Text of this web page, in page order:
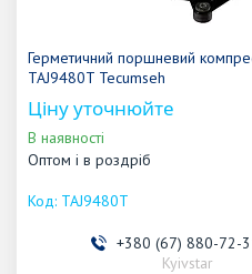
Герметичний поршневий
TAJ9480T Tecumseh
Ціну уточнюйте
В наявності
Оптом і в роздріб
TAJ9480T
+380 (67) 880-72-
Kyivstar